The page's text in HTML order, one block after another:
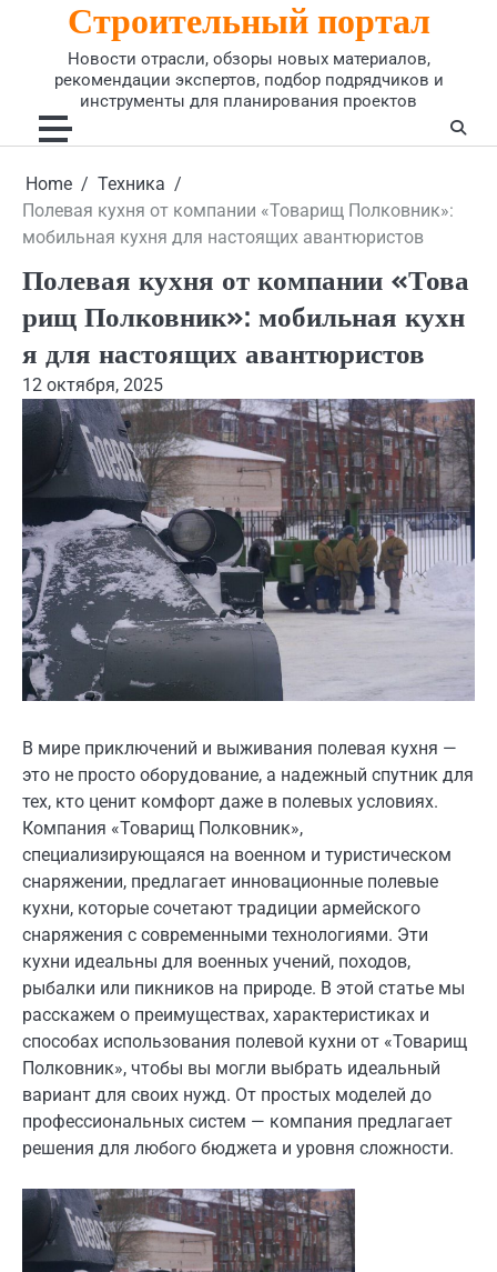
Строительный портал
Новости отрасли, обзоры новых материалов,
рекомендации экспертов, подбор подрядчиков и
инструменты для планирования проектов
Home
Техника
Полевая кухня от компании «Товарищ Полковник»:
мобильная кухня для настоящих авантюристов
Полевая кухня от компании «Това
рищ Полковник»: мобильная кухн
я для настоящих авантюристов
12 октября, 2025
В мире приключений и выживания полевая кухня —
это не просто оборудование, а надежный спутник для
тех, кто ценит комфорт даже в полевых условиях.
Компания «Товарищ Полковник»,
специализирующаяся на военном и туристическом
снаряжении, предлагает инновационные полевые
кухни, которые сочетают традиции армейского
снаряжения с современными технологиями. Эти
кухни идеальны для военных учений, походов,
рыбалки или пикников на природе. В этой статье мы
расскажем о преимуществах, характеристиках и
способах использования полевой кухни от «Товарищ
Полковник», чтобы вы могли выбрать идеальный
вариант для своих нужд. От простых моделей до
профессиональных систем — компания предлагает
решения для любого бюджета и уровня сложности.